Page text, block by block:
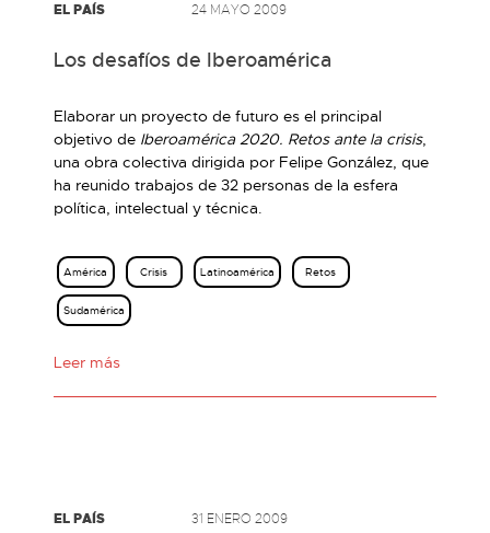
EL PAÍS 24 MAYO 2009
Los desafíos de Iberoamérica
Elaborar un proyecto de futuro es el principal
objetivo de Iberoamérica 2020. Retos ante la crisis,
una obra colectiva dirigida por Felipe González, que
ha reunido trabajos de 32 personas de la esfera
política, intelectual y técnica.
América Crisis Latinoamérica Retos
Sudamérica
Leer más
EL PAÍS 31 ENERO 2009